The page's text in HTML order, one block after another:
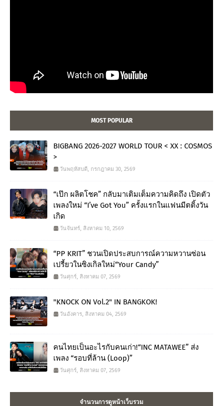
MOST POPULAR
BIGBANG 2026-2027 WORLD TOUR < XX : COSMOS
>
วันพฤหัสบดี, กรกฎาคม 30, 2569
“เป๊ก ผลิตโชค” กลับมาเติมเต็มความคิดถึง เปิดตัว
เพลงใหม่ “I’ve Got You” ครั้งแรกในแฟนมีตติ้งวัน
เกิด
วันจันทร์, สิงหาคม 10, 2569
“PP KRIT” ชวนเปิดประสบการณ์ความหวานซ่อน
เปรี้ยวในซิงเกิลใหม่“Your Candy”
วันศุกร์, สิงหาคม 07, 2569
"KNOCK ON Vol.2" IN BANGKOK!
วันอังคาร, สิงหาคม 04, 2569
คนไทยเป็นอะไรกับคนเก่า!“INC MATAWEE” ส่ง
เพลง “รอบที่ล้าน (Loop)”
วันศุกร์, สิงหาคม 07, 2569
จำนวนการดูหน้าเว็บรวม